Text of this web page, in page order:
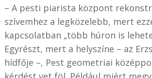
– A pesti piarista központ
szívemhez a legközelebb, mert
kapcsolatban „több húron is
Egyrészt, mert a helyszíne – az
hídfője –, Pest geometriai